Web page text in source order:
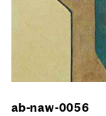
ab-naw-0056